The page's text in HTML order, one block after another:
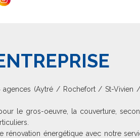
agences (Aytré / Rochefort / St-
le gros-oeuvre, la couverture,
énergétique avec notre